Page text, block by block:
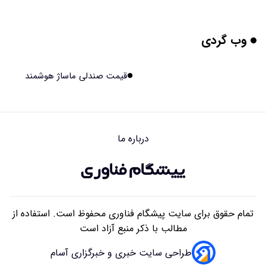
هوش مصنوعی جدید، انسان از آب درآمد!
تأثیر پنهانی داروهای جدید لاغری بر چشم‌ها!
وب گردی
قیمت صندلی ماساژ هوشمند
درباره ما
تمام حقوق برای سایت پیشگام فناوری محفوظ است. استفاده از
مطالب با ذکر منبع آزاد است
طراحی سایت خبری و خبرگزاری آسام